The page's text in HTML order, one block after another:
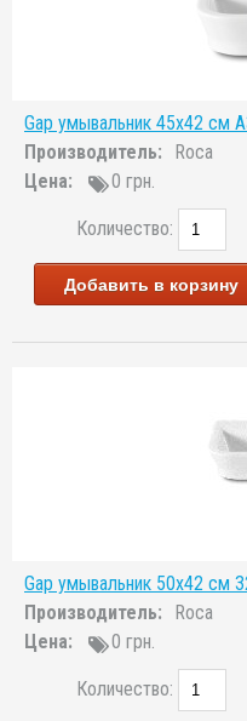
Gap умывальник 45x42 см
Производитель:
Roca
Цена:
0 грн.
Количество:
Добавить в корзину
Gap умывальник 50x42 см
Производитель:
Roca
Цена:
0 грн.
Количество: